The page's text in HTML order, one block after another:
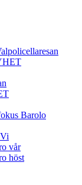
Barolo
vår
höst